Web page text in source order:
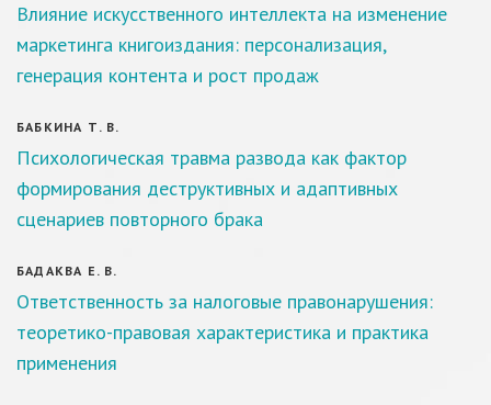
Влияние искусственного интеллекта на изменение
маркетинга книгоиздания: персонализация,
генерация контента и рост продаж
БАБКИНА Т. В.
Психологическая травма развода как фактор
формирования деструктивных и адаптивных
сценариев повторного брака
БАДАКВА Е. В.
Ответственность за налоговые правонарушения:
теоретико-правовая характеристика и практика
применения